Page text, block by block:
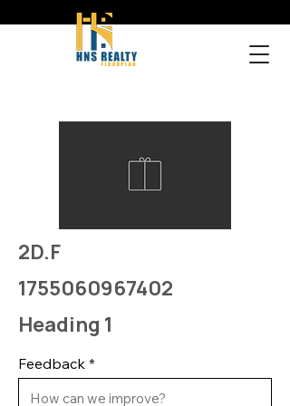
2D.F
1755060967402
Heading 1
Feedback